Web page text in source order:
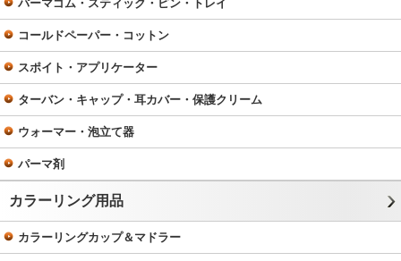
パーマゴム・スティック・ピン・トレイ
コールドペーパー・コットン
スポイト・アプリケーター
ターバン・キャップ・耳カバー・保護クリーム
ウォーマー・泡立て器
パーマ剤
カラーリング用品
カラーリングカップ＆マドラー